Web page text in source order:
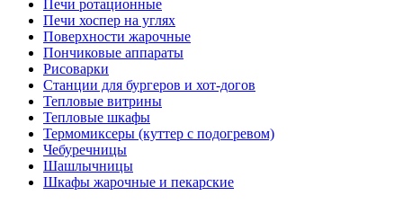
Печи ротационные
Печи хоспер на углях
Поверхности жарочные
Пончиковые аппараты
Рисоварки
Станции для бургеров и хот-догов
Тепловые витрины
Тепловые шкафы
Термомиксеры (куттер с подогревом)
Чебуречницы
Шашлычницы
Шкафы жарочные и пекарские